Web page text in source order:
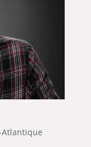
Atlantique